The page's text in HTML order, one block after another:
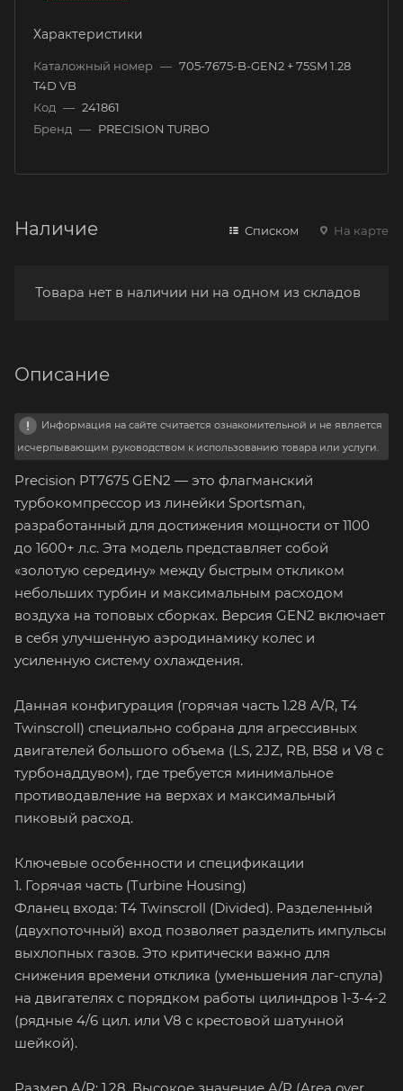
Характеристики
Каталожный номер — 705-7675-B-GEN2 + 75SM 1.28
T4D VB
Код — 241861
Бренд — PRECISION TURBO
Наличие Списком На карте
Товара нет в наличии ни на одном из складов
Описание
Информация на сайте считается ознакомительной и не является
исчерпывающим руководством к использованию товара или услуги.
Precision PT7675 GEN2 — это флагманский
турбокомпрессор из линейки Sportsman,
разработанный для достижения мощности от 1100
до 1600+ л.с. Эта модель представляет собой
«золотую середину» между быстрым откликом
небольших турбин и максимальным расходом
воздуха на топовых сборках. Версия GEN2 включает
в себя улучшенную аэродинамику колес и
усиленную систему охлаждения.
Данная конфигурация (горячая часть 1.28 A/R, T4
Twinscroll) специально собрана для агрессивных
двигателей большого объема (LS, 2JZ, RB, B58 и V8 с
турбонаддувом), где требуется минимальное
противодавление на верхах и максимальный
пиковый расход.
Ключевые особенности и спецификации
1. Горячая часть (Turbine Housing)
Фланец входа: T4 Twinscroll (Divided). Разделенный
(двухпоточный) вход позволяет разделить импульсы
выхлопных газов. Это критически важно для
снижения времени отклика (уменьшения лаг-спула)
на двигателях с порядком работы цилиндров 1-3-4-2
(рядные 4/6 цил. или V8 с крестовой шатунной
шейкой).
Размер A/R: 1.28. Высокое значение A/R (Area over